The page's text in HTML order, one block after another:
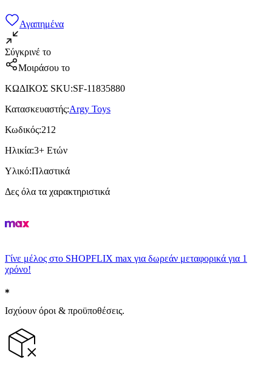
Αγαπημένα
Σύγκρινέ το
Μοιράσου το
ΚΩΔΙΚΟΣ SKU:SF-11835880
Κατασκευαστής:Argy Toys
Κωδικός:212
Ηλικία:3+ Ετών
Υλικό:Πλαστικά
Δες όλα τα χαρακτηριστικά
Γίνε μέλος στο SHOPFLIX max για δωρεάν μεταφορικά για 1
χρόνο!
Ισχύουν όροι & προϋποθέσεις.